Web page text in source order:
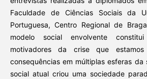
Faculdade de Ciências Sociais da
Portuguesa, Centro Regional de
modelo social envolvente
motivadores da crise que
consequências em múltiplas esferas da
social atual criou uma sociedade